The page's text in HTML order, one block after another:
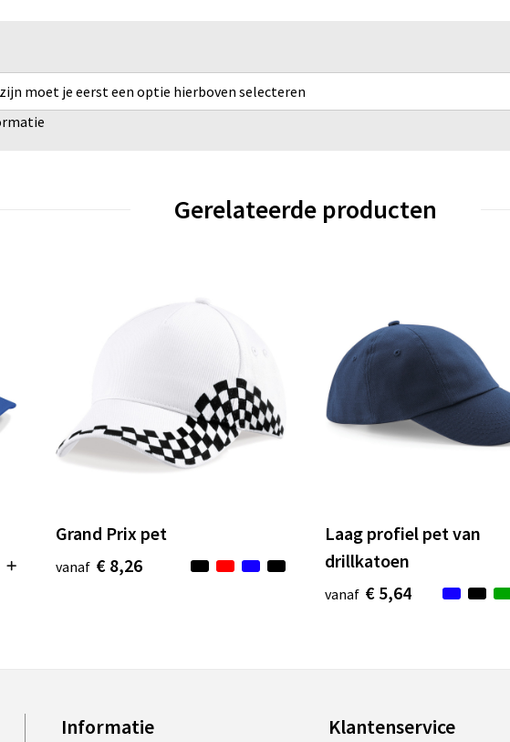
moet je eerst een optie hierboven selecteren
Gerelateerde producten
Grand Prix pet
vanaf € 8,26
Laag profiel pet van
drillkatoen
vanaf € 5,64
Informatie Klantenservice